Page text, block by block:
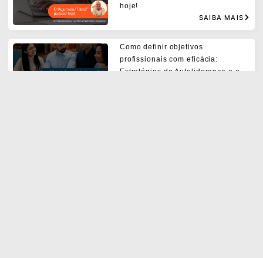
hoje!
SAIBA MAIS
Como definir objetivos
profissionais com eficácia:
Estratégias de Autoliderança e o